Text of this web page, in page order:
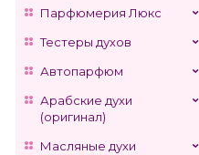
Парфюмерия Люкс
Тестеры духов
Автопарфюм
Арабские духи
(оригинал)
Масляные духи